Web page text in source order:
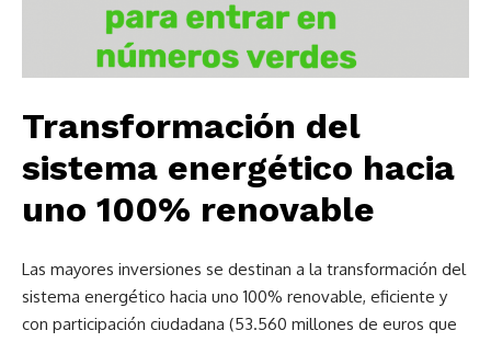
Transformación del
sistema energético hacia
uno 100% renovable
Las mayores inversiones se destinan a la transformación del
sistema energético hacia uno 100% renovable, eficiente y
con participación ciudadana (53.560 millones de euros que